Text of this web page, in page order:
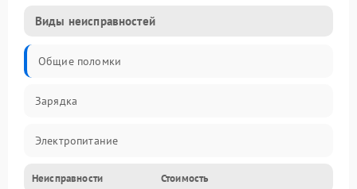
Виды неисправностей
Общие поломки
Зарядка
Электропитание
Экран и изображение
Неисправности Стоимость